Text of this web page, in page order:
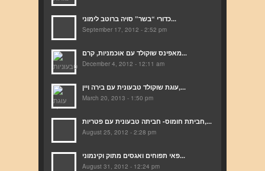
כדורי “בשר” סויה ברוטב לימוני...
September 17, 2012 - 2:52 pm
מאפינס שוקולד עם אוכמניות, קרם...
December 4, 2012 - 12:11 am
עוגת שוקולד טבעונית עם בירה ויין,...
March 20, 2013 - 1:50 pm
חביתת חומוס- חביתה טבעונית עם פטריות,...
August 25, 2012 - 2:28 pm
פאי תפוחים ואגסים מתוק וקינמוני...
August 31, 2012 - 12:24 pm